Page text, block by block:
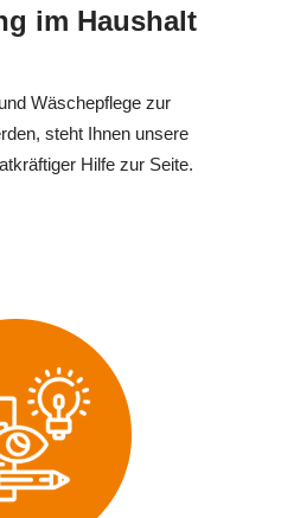
im Haushalt
Wäschepflege zur
steht Ihnen unsere
Hilfe zur Seite.